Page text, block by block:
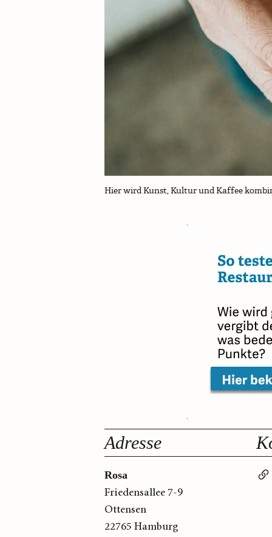
Hier wird Kunst, Kultur und Kaffee
Adresse
Rosa
Friedensallee 7-9
Ottensen
22765 Hamburg